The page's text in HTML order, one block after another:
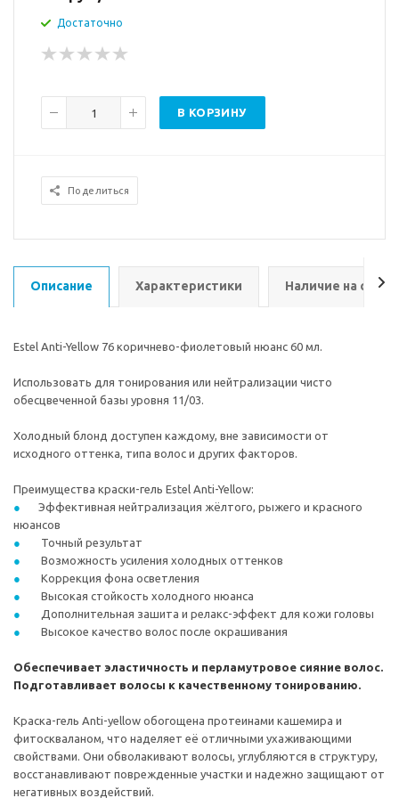
Достаточно
В КОРЗИНУ
Поделиться
Описание Характеристики Наличие на
Estel Anti-Yellow 76 коричнево-фиолетовый нюанс 60 мл.
Использовать для тонирования или нейтрализации чисто
обесцвеченной базы уровня 11/03.
Холодный блонд доступен каждому, вне зависимости от
исходного оттенка, типа волос и других факторов.
Преимущества краски-гель Estel Anti-Yellow:
Эффективная нейтрализация жёлтого, рыжего и красного
нюансов
Точный результат
Возможность усиления холодных оттенков
Коррекция фона осветления
Высокая стойкость холодного нюанса
Дополнительная зашита и релакс-эффект для кожи головы
Высокое качество волос после окрашивания
Обеспечивает эластичность и перламутровое сияние волос.
Подготавливает волосы к качественному тонированию.
Краска-гель Anti-yellow обогощена протеинами кашемира и
фитоскваланом, что наделяет её отличными ухаживающими
свойствами. Они обволакивают волосы, углубляются в структуру,
восстанавливают поврежденные участки и надежно защищают от
негативных воздействий.